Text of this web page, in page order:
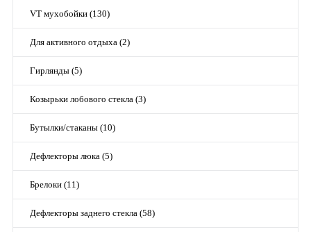
VT мухобойки (130)
Для активного отдыха (2)
Гирлянды (5)
Козырьки лобового стекла (3)
Бутылки/стаканы (10)
Дефлекторы люка (5)
Брелоки (11)
Дефлекторы заднего стекла (58)